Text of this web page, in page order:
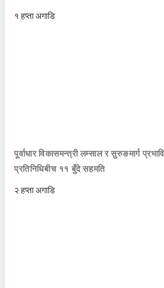
१ हप्ता अगाडि
पूर्वाधार विकासमन्त्री लम्साल र सुरुङमार्ग
प्रतिनिधिबीच ११ बुँदे सहमति
२ हप्ता अगाडि